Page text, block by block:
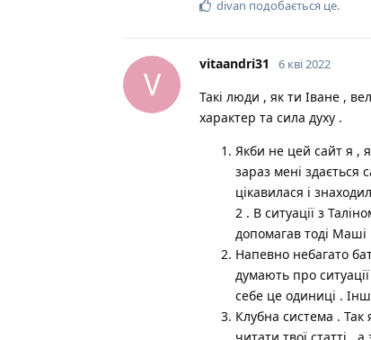
divan подобається це.
V
vitaandri31 6 кві 2022
Такі люди , як ти Іване ,
характер та сила духу .
Якби не цей сайт я ,
зараз мені здається
цікавилася і
2 . В ситуації з
допомагав тоді Маші
Напевно небагато
думають про
себе це одиниці .
Клубна система . Так